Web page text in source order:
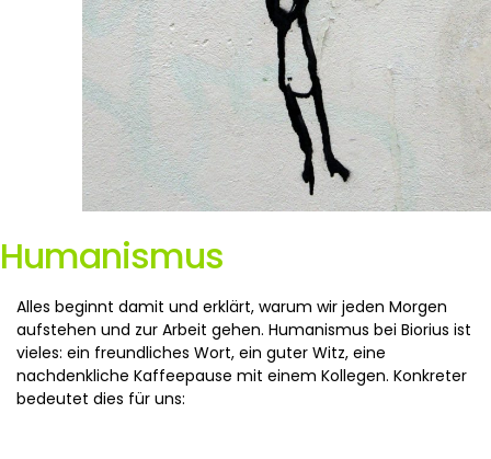
Humanismus
Alles beginnt damit und erklärt, warum wir jeden Morgen
aufstehen und zur Arbeit gehen. Humanismus bei Biorius ist
vieles: ein freundliches Wort, ein guter Witz, eine
nachdenkliche Kaffeepause mit einem Kollegen. Konkreter
bedeutet dies für uns: